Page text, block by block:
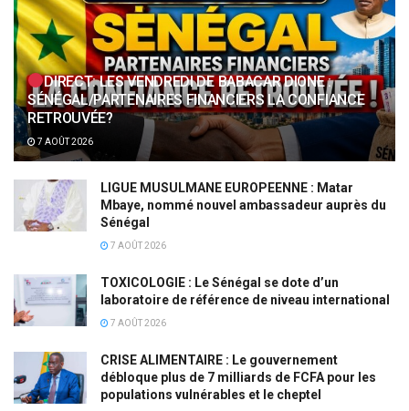
DIRECT: LES VENDREDI DE BABACAR DIONE :
SÉNÉGAL/PARTENAIRES FINANCIERS LA CONFIANCE
RETROUVÉE?
7 AOÛT 2026
LIGUE MUSULMANE EUROPEENNE : Matar
Mbaye, nommé nouvel ambassadeur auprès du
Sénégal
7 AOÛT 2026
TOXICOLOGIE : Le Sénégal se dote d’un
laboratoire de référence de niveau international
7 AOÛT 2026
CRISE ALIMENTAIRE : Le gouvernement
débloque plus de 7 milliards de FCFA pour les
populations vulnérables et le cheptel